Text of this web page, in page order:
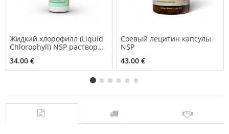
Жидкий хлорофилл (Liquid
Chlorophyll) NSP раствор
34.00 €
Соевый лецитин капсулы
NSP
43.00 €